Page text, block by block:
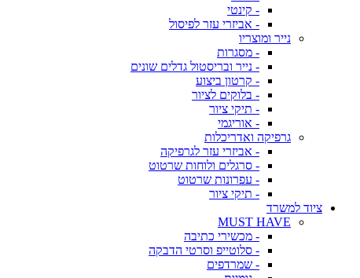
- קינטי
- אביזרי עזר לפיסול
נייר ומוצריו
- מסגרות
- נייר ובריסטול גדלים שונים
- קרטון ביצוע
- בלוקים לציור
- תיקי ציור
- אוריגמי
גרפיקה ואדריכלות
- אביזרי עזר לגרפיקה
- סרגלים ולוחות שרטוט
- עפרונות שרטוט
- תיקי ציור
ציוד למשרד
MUST HAVE
- מכשירי כתיבה
- סלוטייפ וסרטי הדבקה
- שמרדפים